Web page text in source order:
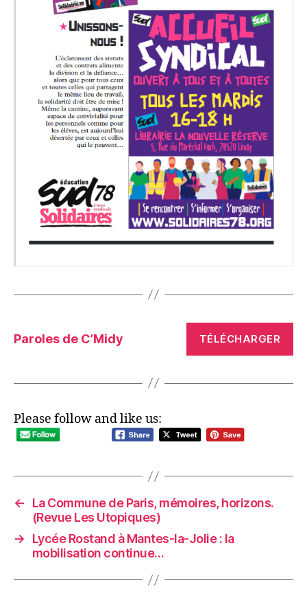
Paroles de C’Midy TÉLÉCHARGER
Please follow and like us:
←
La Commune de Paris, mémoires, horizons.
(Revue Les Utopiques)
→
Lycée Rostand à Mantes-la-Jolie : la
mobilisation continue…